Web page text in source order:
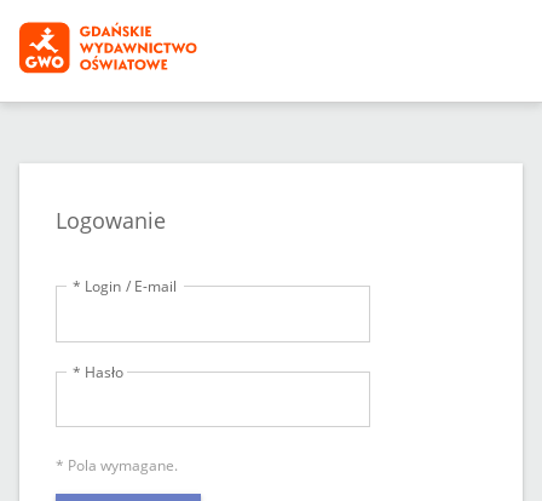
Logowanie
* Login / E-mail
* Hasło
* Pola wymagane.